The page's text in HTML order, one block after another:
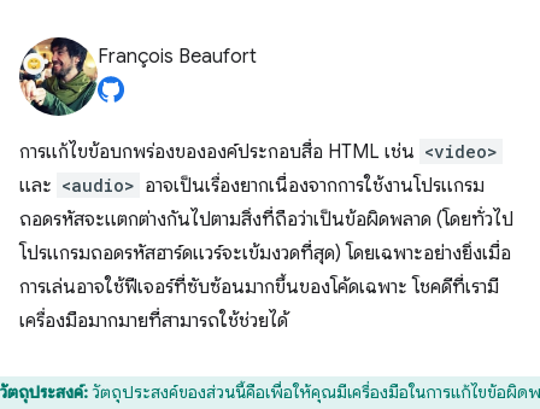
François Beaufort
การแก้ไขข้อบกพร่องขององค์ประกอบสื่อ HTML เช่น <video>
และ <audio> อาจเป็นเรื่องยากเนื่องจากการใช้งานโปรแกรม
ถอดรหัสจะแตกต่างกันไปตามสิ่งที่ถือว่าเป็นข้อผิดพลาด (โดยทั่วไป
โปรแกรมถอดรหัสฮาร์ดแวร์จะเข้มงวดที่สุด) โดยเฉพาะอย่างยิ่งเมื่อ
การเล่นอาจใช้ฟีเจอร์ที่ซับซ้อนมากขึ้นของโค้ดเฉพาะ โชคดีที่เรามี
เครื่องมือมากมายที่สามารถใช้ช่วยได้
วัตถุประสงค์:วัตถุประสงค์ของส่วนนี้คือเพื่อให้คุณมีเครื่องมือในการแก้ไขข้อผิด